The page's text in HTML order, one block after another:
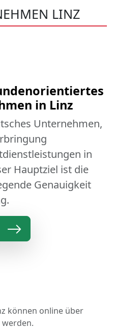
LINZ
in Linz
Unternehmen,
in
Hauptziel ist die
Genauigkeit
können online über